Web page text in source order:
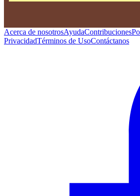
Acerca de nosotrosAyudaContribuciones
PrivacidadTérminos de UsoContáctanos